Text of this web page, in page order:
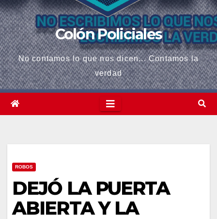
Colón Policiales
No contamos lo que nos dicen... Contamos la
verdad
ROBOS
DEJÓ LA PUERTA
ABIERTA Y LA